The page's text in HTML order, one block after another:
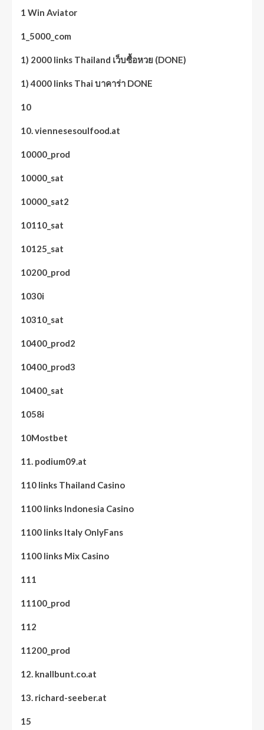
1 Win Aviator
1_5000_com
1) 2000 links Thailand เว็บซื้อหวย (DONE)
1) 4000 links Thai บาคาร่า DONE
10
10. viennesesoulfood.at
10000_prod
10000_sat
10000_sat2
10110_sat
10125_sat
10200_prod
1030i
10310_sat
10400_prod2
10400_prod3
10400_sat
1058i
10Mostbet
11. podium09.at
110 links Thailand Casino
1100 links Indonesia Casino
1100 links Italy OnlyFans
1100 links Mix Casino
111
11100_prod
112
11200_prod
12. knallbunt.co.at
13. richard-seeber.at
15